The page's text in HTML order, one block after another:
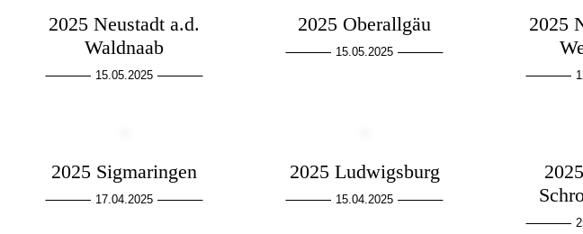
2025 Neustadt a.d.
Waldnaab
15.05.2025
2025 Oberallgäu
15.05.2025
2025
2025 Sigmaringen
17.04.2025
2025 Ludwigsburg
15.04.2025